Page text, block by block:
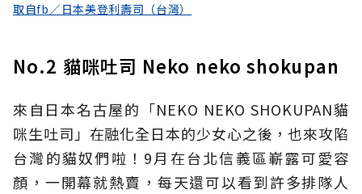
取自fb／日本美登利壽司（台灣）
No.2 貓咪吐司 Neko neko shokupan
來自日本名古屋的「NEKO NEKO SHOKUPAN貓
咪生吐司」在融化全日本的少女心之後，也來攻陷
台灣的貓奴們啦！9月在台北信義區嶄露可愛容
顏，一開幕就熱賣，每天還可以看到許多排隊人